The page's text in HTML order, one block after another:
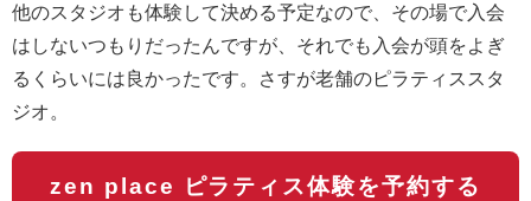
他のスタジオも体験して決める予定なので、その場で入会
はしないつもりだったんですが、それでも入会が頭をよぎ
るくらいには良かったです。さすが老舗のピラティススタ
ジオ。
zen place ピラティス体験を予約する